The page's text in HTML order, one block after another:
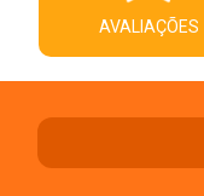
AVALIAÇÕES